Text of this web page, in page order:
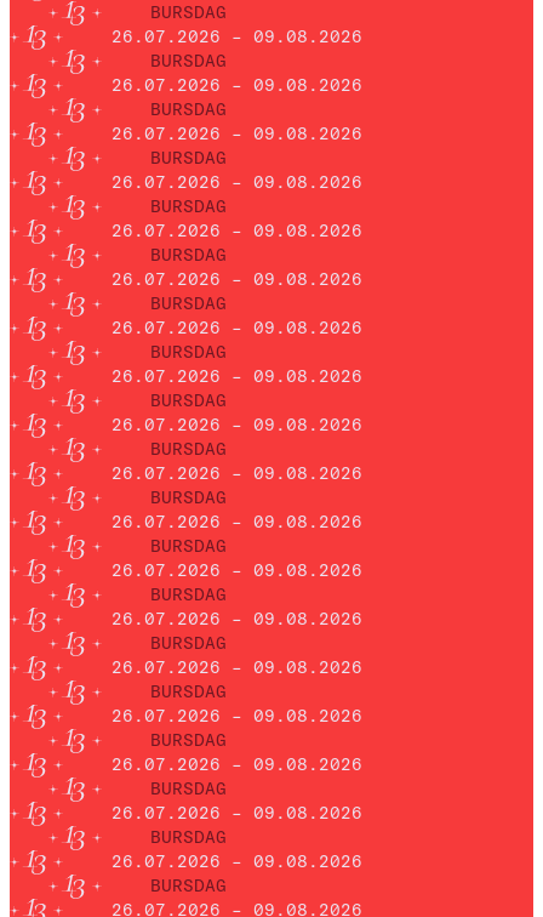
BURSDAG
26.07.2026 – 09.08.2026
BURSDAG
26.07.2026 – 09.08.2026
BURSDAG
26.07.2026 – 09.08.2026
BURSDAG
26.07.2026 – 09.08.2026
BURSDAG
26.07.2026 – 09.08.2026
BURSDAG
26.07.2026 – 09.08.2026
BURSDAG
26.07.2026 – 09.08.2026
BURSDAG
26.07.2026 – 09.08.2026
BURSDAG
26.07.2026 – 09.08.2026
BURSDAG
26.07.2026 – 09.08.2026
BURSDAG
26.07.2026 – 09.08.2026
BURSDAG
26.07.2026 – 09.08.2026
BURSDAG
26.07.2026 – 09.08.2026
BURSDAG
26.07.2026 – 09.08.2026
BURSDAG
26.07.2026 – 09.08.2026
BURSDAG
26.07.2026 – 09.08.2026
BURSDAG
26.07.2026 – 09.08.2026
BURSDAG
26.07.2026 – 09.08.2026
BURSDAG
26.07.2026 – 09.08.2026